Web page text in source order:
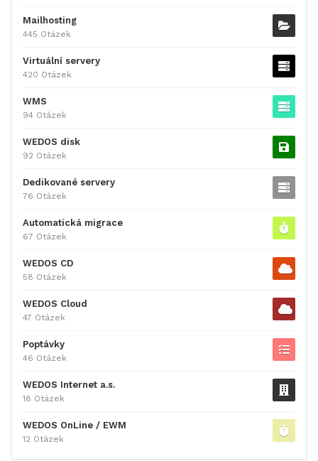
Mailhosting
445 Otázek
Virtuální servery
420 Otázek
WMS
94 Otázek
WEDOS disk
92 Otázek
Dedikované servery
76 Otázek
Automatická migrace
67 Otázek
WEDOS CD
58 Otázek
WEDOS Cloud
47 Otázek
Poptávky
46 Otázek
WEDOS Internet a.s.
18 Otázek
WEDOS OnLine / EWM
12 Otázek